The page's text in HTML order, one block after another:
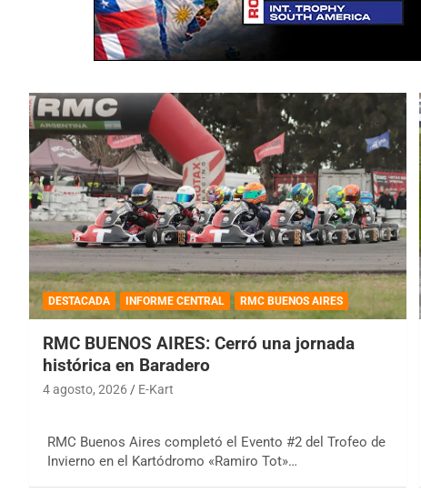
DESTACADA INFORME CENTRAL RMC BUENOS AIRES
RMC BUENOS AIRES: Cerró una jornada
histórica en Baradero
4 agosto, 2026 E-Kart
RMC Buenos Aires completó el Evento #2 del Trofeo de
Invierno en el Kartódromo «Ramiro Tot»…